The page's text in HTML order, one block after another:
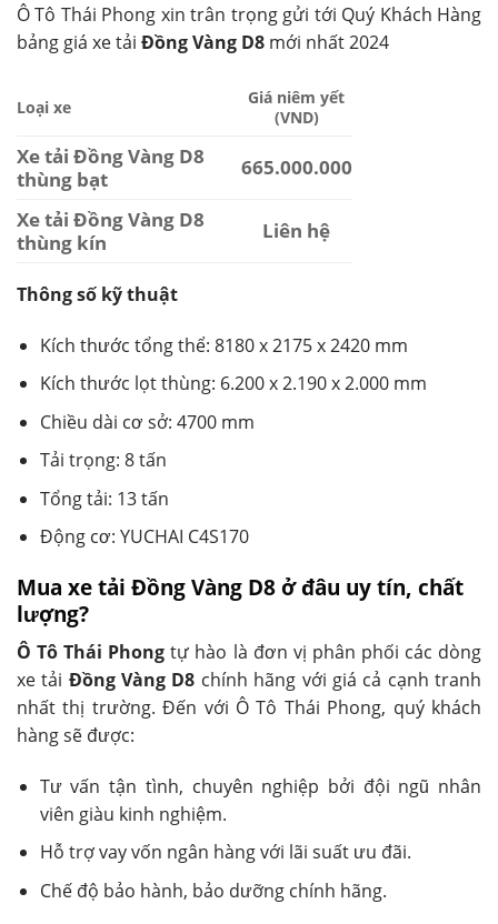
Ô Tô Thái Phong xin trân trọng gửi tới Quý Khách Hàng
bảng giá xe tải Đồng Vàng D8 mới nhất 2024
Loại xe
Giá niêm yết
(VND)
Xe tải Đồng Vàng D8
thùng bạt
665.000.000
Xe tải Đồng Vàng D8
thùng kín
Liên hệ
Thông số kỹ thuật
Kích thước tổng thể: 8180 x 2175 x 2420 mm
Kích thước lọt thùng: 6.200 x 2.190 x 2.000 mm
Chiều dài cơ sở: 4700 mm
Tải trọng: 8 tấn
Tổng tải: 13 tấn
Động cơ: YUCHAI C4S170
Mua xe tải Đồng Vàng D8 ở đâu uy tín, chất
lượng?
Ô Tô Thái Phong tự hào là đơn vị phân phối các dòng
xe tải Đồng Vàng D8 chính hãng với giá cả cạnh tranh
nhất thị trường. Đến với Ô Tô Thái Phong, quý khách
hàng sẽ được:
Tư vấn tận tình, chuyên nghiệp bởi đội ngũ nhân
viên giàu kinh nghiệm.
Hỗ trợ vay vốn ngân hàng với lãi suất ưu đãi.
Chế độ bảo hành, bảo dưỡng chính hãng.